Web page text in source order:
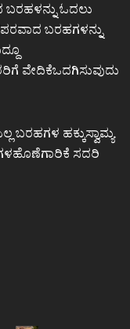
ಬರಹಳನ್ನು ಓದಲು
ಬರಹಗಳನ್ನು
ವೇದಿಕೆಒದಗಿಸುವುದು
ಬರಹಗಳ ಹಕ್ಕುಸ್ವಾಮ್ಯ
ಸದರಿ